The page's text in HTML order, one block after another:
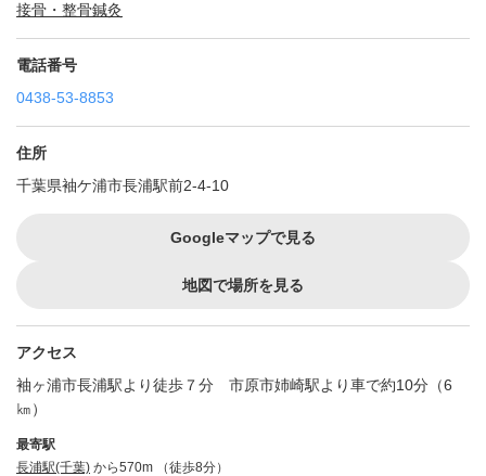
接骨・整骨鍼灸
電話番号
0438-53-8853
住所
千葉県袖ケ浦市長浦駅前2-4-10
Googleマップで見る
地図で場所を見る
アクセス
袖ヶ浦市長浦駅より徒歩７分 市原市姉崎駅より車で約10分（6
㎞）
最寄駅
長浦駅(千葉) から570m （徒歩8分）